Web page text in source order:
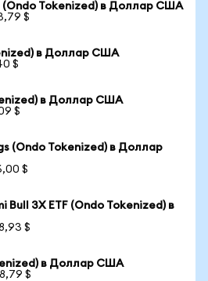
(Ondo Tokenized) в Доллар США
$
в Доллар США
$
в Доллар США
$
(Ondo Tokenized) в Доллар
$
Bull 3X ETF (Ondo Tokenized) в
$
в Доллар США
$